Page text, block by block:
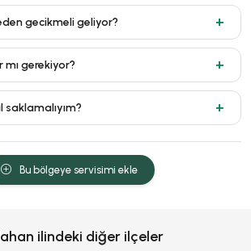
gecikmeli geliyor?
mı gerekiyor?
saklamalıyım?
Bu bölgeye servisimi ekle
ilindeki diğer ilçeler